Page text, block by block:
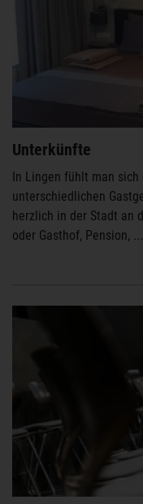
Unterkünfte
In Lingen fühlt man
unterschiedlichen
herzlich in der Stadt an
oder Gasthof, Pension, ...